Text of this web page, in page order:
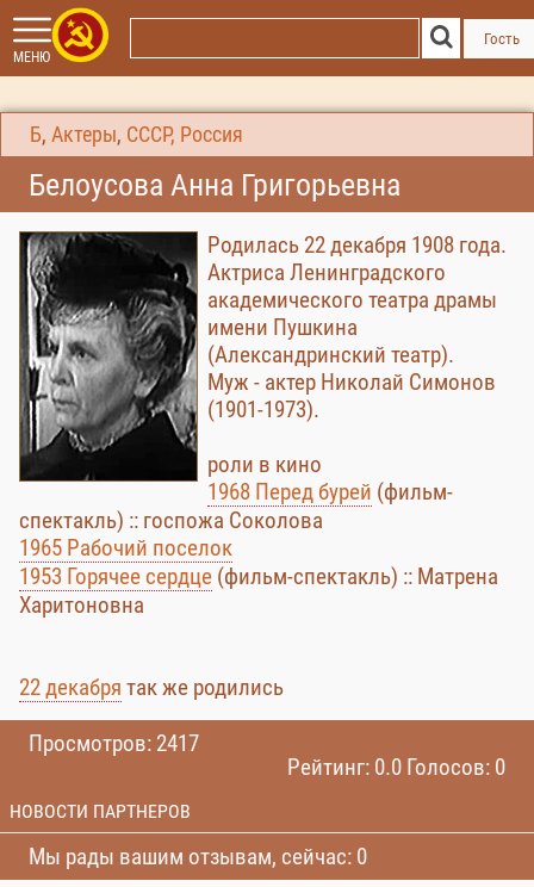
МЕНЮ
Гость
Б, Актеры, СССР, Россия
Белоусова Анна Григорьевна
Родилась 22 декабря 1908 года.
Актриса Ленинградского
академического театра драмы
имени Пушкина
(Александринский театр).
Муж - актер Николай Симонов
(1901-1973).
роли в кино
1968 Перед бурей (фильм-
спектакль) :: госпожа Соколова
1965 Рабочий поселок
1953 Горячее сердце (фильм-спектакль) :: Матрена
Харитоновна
22 декабря так же родились
Просмотров: 2417
Рейтинг: 0.0 Голосов: 0
НОВОСТИ ПАРТНЕРОВ
Мы рады вашим отзывам, сейчас: 0